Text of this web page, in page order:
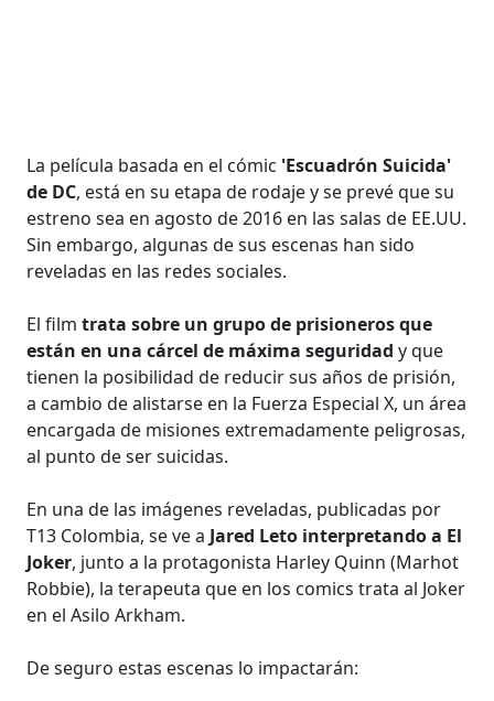
La película basada en el cómic 'Escuadrón Suicida'
de DC, está en su etapa de rodaje y se prevé que su
estreno sea en agosto de 2016 en las salas de EE.UU.
Sin embargo, algunas de sus escenas han sido
reveladas en las redes sociales.
El filmtrata sobre un grupo de prisioneros que
están en una cárcel de máxima seguridady que
tienen la posibilidad de reducir sus años de prisión,
a cambio de alistarse en la Fuerza Especial X, un área
encargada de misiones extremadamente peligrosas,
al punto de ser suicidas.
En una de las imágenes reveladas, publicadas por
T13 Colombia, se ve a Jared Leto interpretando a El
Joker, junto a la protagonista Harley Quinn (Marhot
Robbie), la terapeuta que en los comics trata al Joker
en el Asilo Arkham.
De seguro estas escenas lo impactarán: